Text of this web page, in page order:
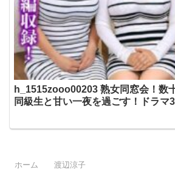
h_1515zooo00203 熟女同窓会！数
同級生と甘い一夜を過ごす！ドラマ3
ホーム 渡辺涼子